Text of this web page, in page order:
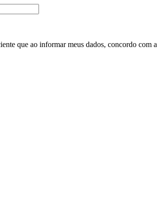
que ao informar meus dados, concordo com a